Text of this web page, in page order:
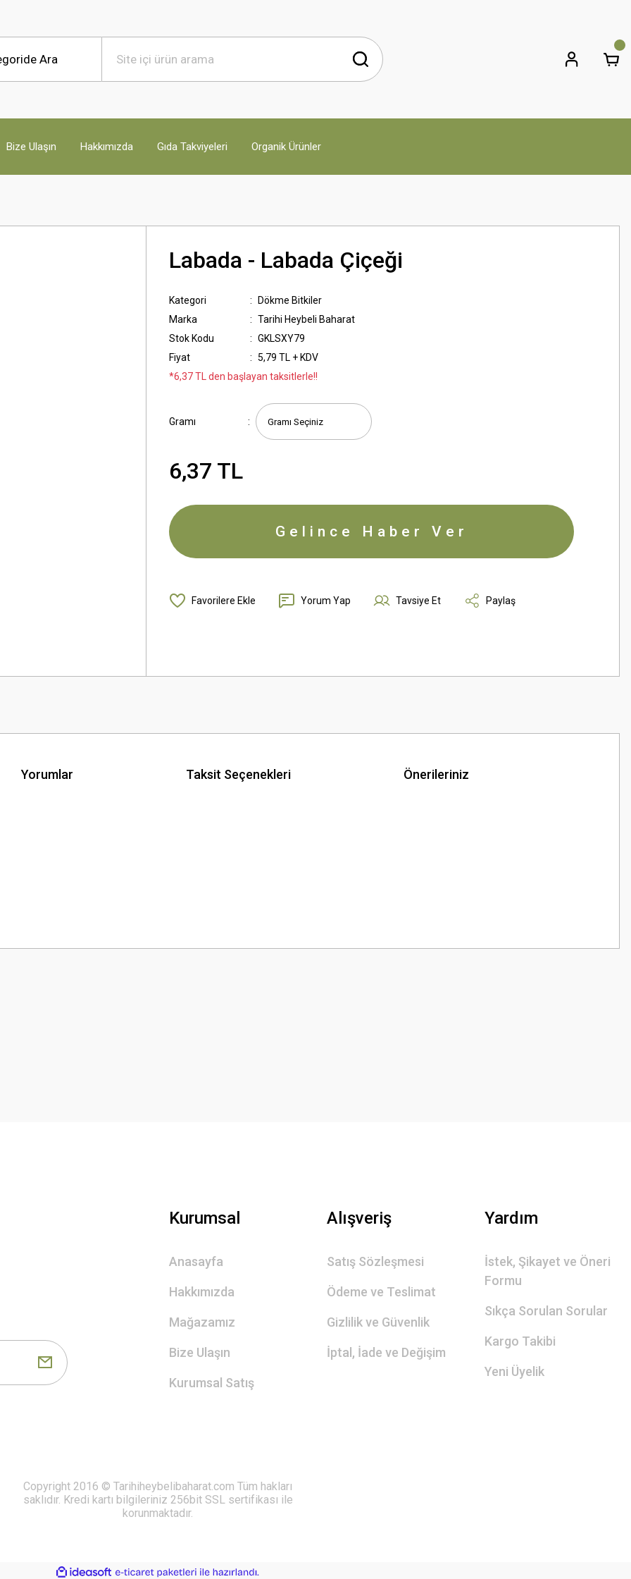
Bize Ulaşın Hakkımızda Gıda Takviyeleri Organik Ürünler
Labada - Labada Çiçeği
Kategori
Dökme Bitkiler
Marka
Tarihi Heybeli Baharat
Stok Kodu
GKLSXY79
Fiyat
5,79 TL + KDV
*6,37 TL den başlayan taksitlerle!!
Gramı
6,37 TL
Gelince Haber Ver
Yorum Yap Tavsiye Et Paylaş
Yorumlar Taksit Seçenekleri Önerileriniz
Kurumsal
Anasayfa
Hakkımızda
Mağazamız
Bize Ulaşın
Kurumsal Satış
Alışveriş
Satış Sözleşmesi
Ödeme ve Teslimat
Gizlilik ve Güvenlik
İptal, İade ve Değişim
Yardım
İstek, Şikayet ve Öneri
Formu
Sıkça Sorulan Sorular
Kargo Takibi
Yeni Üyelik
Copyright 2016 © Tarihiheybelibaharat.com Tüm hakları
saklıdır. Kredi kartı bilgileriniz 256bit SSL sertifikası ile
korunmaktadır.
ideasoft e-